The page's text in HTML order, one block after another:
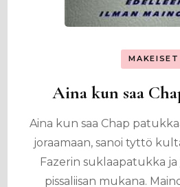
MAKEISET
Aina kun saa
Aina kun saa Chap
joraamaan, sanoi tyttö
Fazerin suklaapatukka ja
pissaliisan mukana.